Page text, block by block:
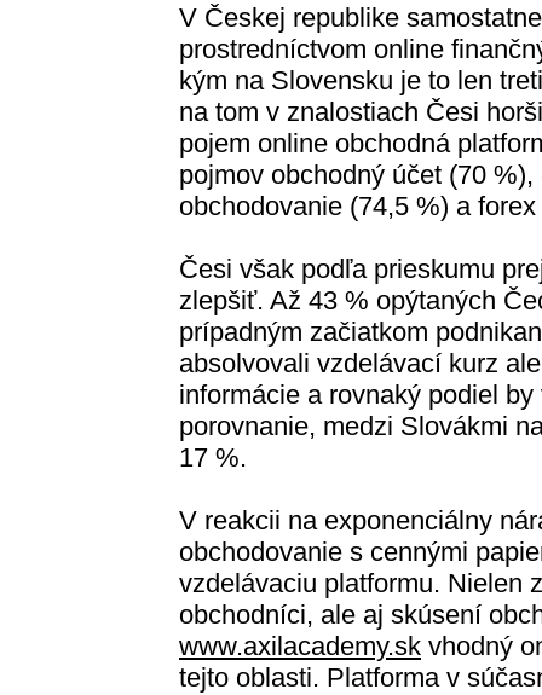
V Českej republike
prostredníctvom online
kým na Slovensku je to len
na tom v znalostiach Česi
pojem online obchodná
pojmov obchodný účet (70
obchodovanie (74,5 %) a
Česi však podľa prieskumu
zlepšiť. Až 43 % opýtaných
prípadným začiatkom
absolvovali vzdelávací kurz
informácie a rovnaký podiel
porovnanie, medzi Slovákmi
17 %.
V reakcii na exponenciálny
obchodovanie s cennými
vzdelávaciu platformu. Nielen
obchodníci, ale aj skúsení
www.axilacademy.sk vhodný
tejto oblasti. Platforma v